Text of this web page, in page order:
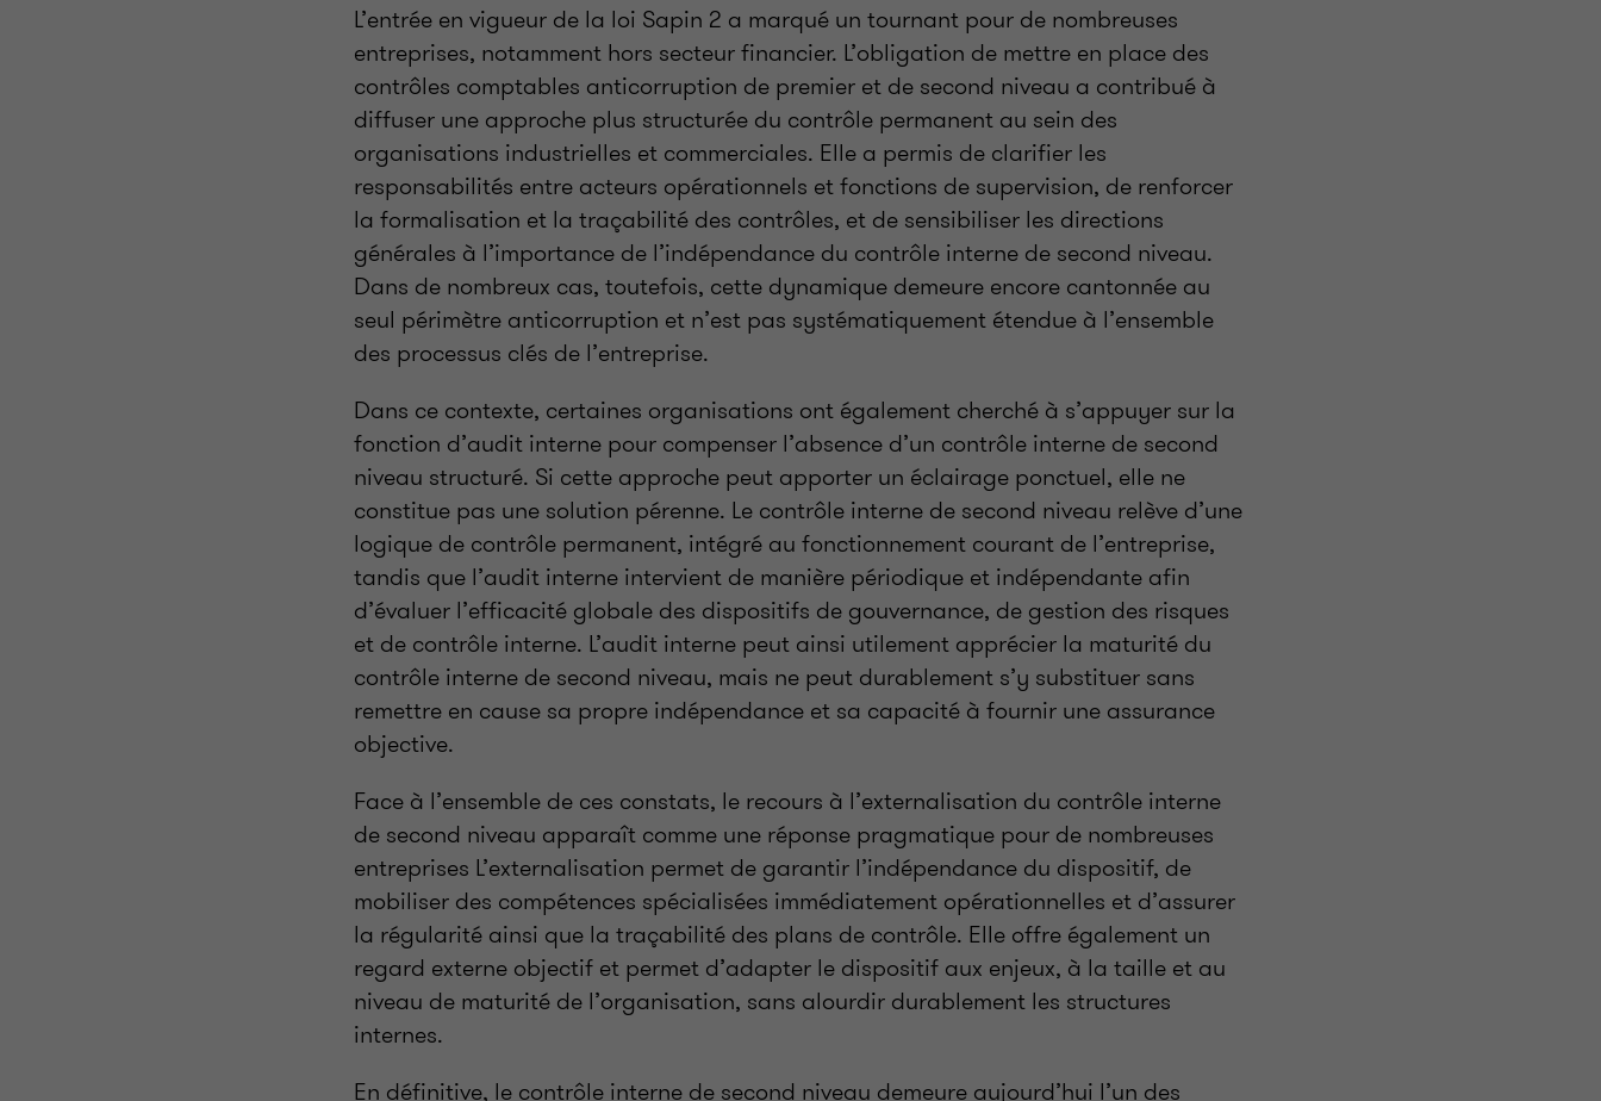
L’entrée en vigueur de la loi Sapin 2 a marqué un tournant pour de nombreuses
entreprises, notamment hors secteur financier. L’obligation de mettre en place des
contrôles comptables anticorruption de premier et de second niveau a contribué à
diffuser une approche plus structurée du contrôle permanent au sein des
organisations industrielles et commerciales. Elle a permis de clarifier les
responsabilités entre acteurs opérationnels et fonctions de supervision, de renforcer
la formalisation et la traçabilité des contrôles, et de sensibiliser les directions
générales à l’importance de l’indépendance du contrôle interne de second niveau.
Dans de nombreux cas, toutefois, cette dynamique demeure encore cantonnée au
seul périmètre anticorruption et n’est pas systématiquement étendue à l’ensemble
des processus clés de l’entreprise.
Dans ce contexte, certaines organisations ont également cherché à s’appuyer sur la
fonction d’audit interne pour compenser l’absence d’un contrôle interne de second
niveau structuré. Si cette approche peut apporter un éclairage ponctuel, elle ne
constitue pas une solution pérenne. Le contrôle interne de second niveau relève d’une
logique de contrôle permanent, intégré au fonctionnement courant de l’entreprise,
tandis que l’audit interne intervient de manière périodique et indépendante afin
d’évaluer l’efficacité globale des dispositifs de gouvernance, de gestion des risques
et de contrôle interne. L’audit interne peut ainsi utilement apprécier la maturité du
contrôle interne de second niveau, mais ne peut durablement s’y substituer sans
remettre en cause sa propre indépendance et sa capacité à fournir une assurance
objective.
Face à l’ensemble de ces constats, le recours à l’externalisation du contrôle interne
de second niveau apparaît comme une réponse pragmatique pour de nombreuses
entreprises L’externalisation permet de garantir l’indépendance du dispositif, de
mobiliser des compétences spécialisées immédiatement opérationnelles et d’assurer
la régularité ainsi que la traçabilité des plans de contrôle. Elle offre également un
regard externe objectif et permet d’adapter le dispositif aux enjeux, à la taille et au
niveau de maturité de l’organisation, sans alourdir durablement les structures
internes.
En définitive, le contrôle interne de second niveau demeure aujourd’hui l’un des